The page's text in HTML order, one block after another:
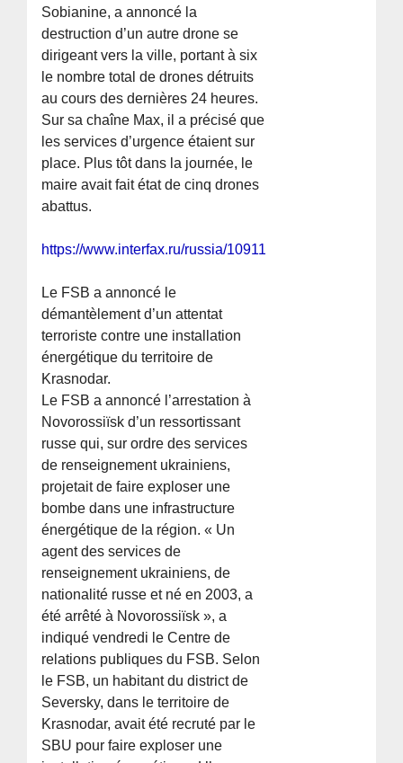
Sobianine, a annoncé la
destruction d’un autre drone se
dirigeant vers la ville, portant à six
le nombre total de drones détruits
au cours des dernières 24 heures.
Sur sa chaîne Max, il a précisé que
les services d’urgence étaient sur
place. Plus tôt dans la journée, le
maire avait fait état de cinq drones
abattus.
https://www.interfax.ru/russia/1091111
Le FSB a annoncé le
démantèlement d’un attentat
terroriste contre une installation
énergétique du territoire de
Krasnodar.
Le FSB a annoncé l’arrestation à
Novorossiïsk d’un ressortissant
russe qui, sur ordre des services
de renseignement ukrainiens,
projetait de faire exploser une
bombe dans une infrastructure
énergétique de la région. « Un
agent des services de
renseignement ukrainiens, de
nationalité russe et né en 2003, a
été arrêté à Novorossiïsk », a
indiqué vendredi le Centre de
relations publiques du FSB. Selon
le FSB, un habitant du district de
Seversky, dans le territoire de
Krasnodar, avait été recruté par le
SBU pour faire exploser une